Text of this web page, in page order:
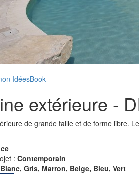
IdéesBook
extérieure -
de grande taille et de forme libre.
: Contemporain
Blanc, Gris, Marron, Beige, Bleu, Vert